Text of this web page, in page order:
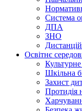
Система
ДПА
ЗНО
Освітнє
Культурне
Шкільна
Захист
Протидія